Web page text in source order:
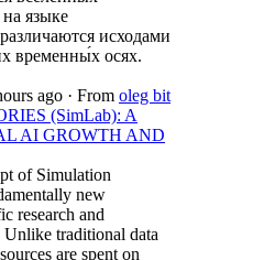
языке
исходами
временны́х осях.
ago · From oleg bit
(SimLab): A
AI GROWTH AND
of Simulation
new
research and
traditional data
are spent on